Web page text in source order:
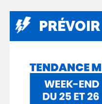
PRÉVOIR